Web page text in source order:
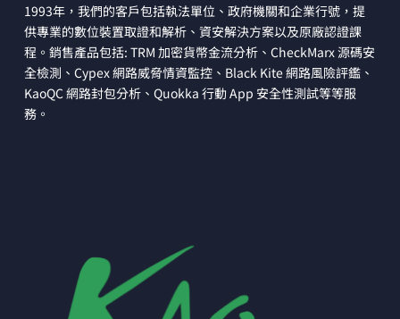
1993年，我們的客戶包括執法單位、政府機關和企業行號，提
供專業的數位裝置取證和解析、資安解決方案以及原廠認證課
程。銷售產品包括: TRM 加密貨幣金流分析、CheckMarx 源碼安
全檢測、Cypex 網路威脅情資監控、Black Kite 網路風險評鑑、
KaoQC 網路封包分析、Quokka 行動 App 安全性測試等等服
務。